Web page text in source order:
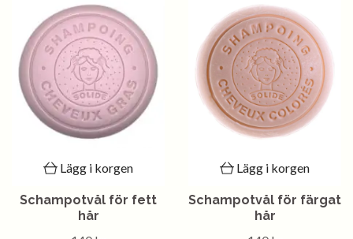
Lägg i korgen
Schampotvål för fett
hår
Lägg i korgen
Schampotvål för färgat
hår